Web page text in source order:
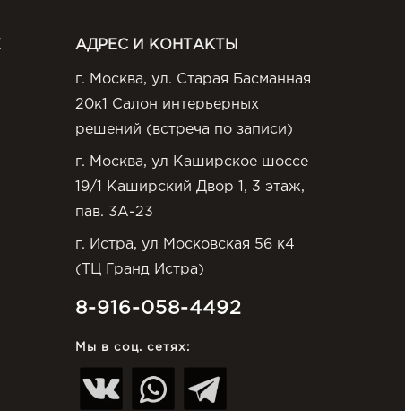
АДРЕС И КОНТАКТЫ
г. Москва, ул. Старая Басманная
20к1 Салон интерьерных
решений (встреча по записи)
г. Москва, ул Каширское шоссе
19/1 Каширский Двор 1, 3 этаж,
пав. 3А-23
г. Истра, ул Московская 56 к4
(ТЦ Гранд Истра)
8-916-058-4492
Мы в соц. сетях: